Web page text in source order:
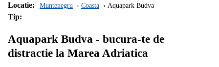
Locatie: Muntenegru Coasta Aquapark Budva
Tip:
Aquapark Budva - bucura-te de
distractie la Marea Adriatica